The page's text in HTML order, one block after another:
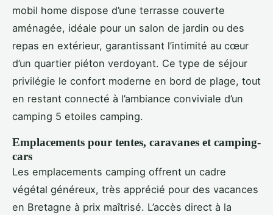
mobil home dispose d’une terrasse couverte
aménagée, idéale pour un salon de jardin ou des
repas en extérieur, garantissant l’intimité au cœur
d’un quartier piéton verdoyant. Ce type de séjour
privilégie le confort moderne en bord de plage, tout
en restant connecté à l’ambiance conviviale d’un
camping 5 etoiles camping.
Emplacements pour tentes, caravanes et camping-
cars
Les emplacements camping offrent un cadre
végétal généreux, très apprécié pour des vacances
en Bretagne à prix maîtrisé. L’accès direct à la